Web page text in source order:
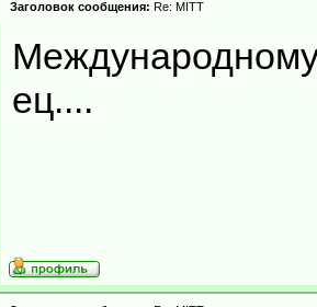
Заголовок сообщения: Re: MITT
ец....